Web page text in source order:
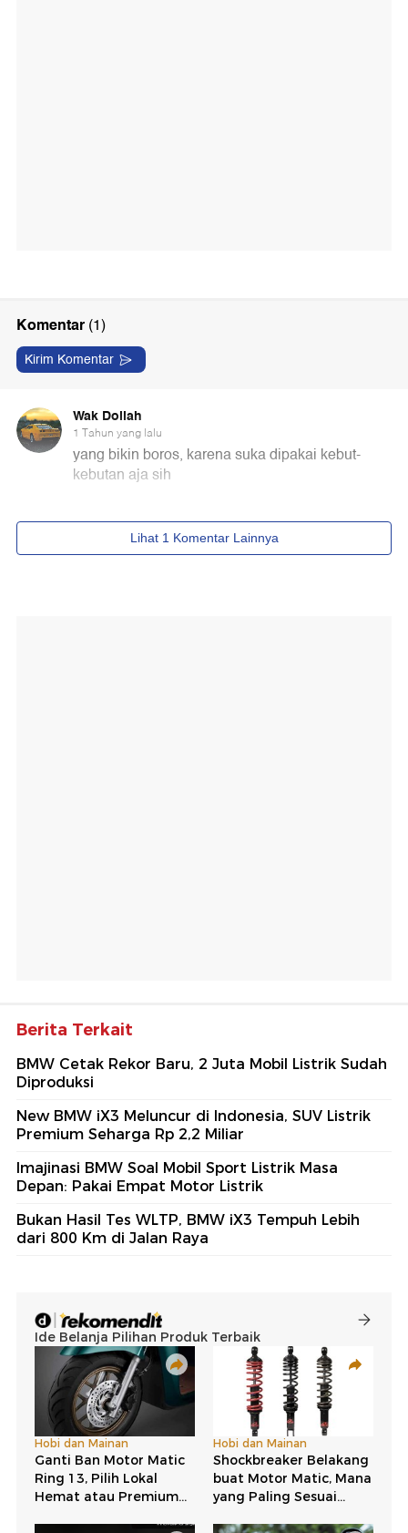
Berita Terkait
BMW Cetak Rekor Baru, 2 Juta Mobil Listrik Sudah
Diproduksi
New BMW iX3 Meluncur di Indonesia, SUV Listrik
Premium Seharga Rp 2,2 Miliar
Imajinasi BMW Soal Mobil Sport Listrik Masa
Depan: Pakai Empat Motor Listrik
Bukan Hasil Tes WLTP, BMW iX3 Tempuh Lebih
dari 800 Km di Jalan Raya